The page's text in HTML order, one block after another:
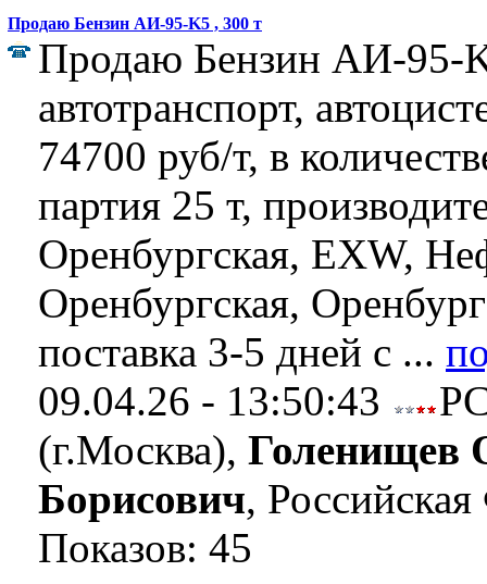
Продаю Бензин АИ-95-K5 , 300 т
Продаю Бензин АИ-95-
автотранспорт,
74700 руб/т, в
партия 25 т,
Оренбургская, EXW,
Оренбургская,
поставка 3-5 дней с ...
09.04.26 - 13:50:43
(г.Москва), Голенищев
Борисович,
Показов: 45